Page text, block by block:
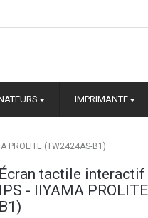
IMPRIMANTE
PROLITE (TW2424AS-B1)
Écran tactile interactif
IPS - IIYAMA
B1)